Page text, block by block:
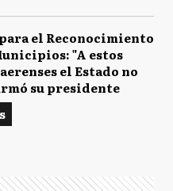
el Reconocimiento
"A estos
el Estado no
su presidente